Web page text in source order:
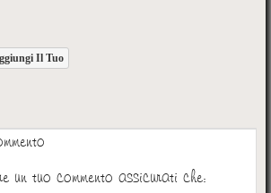
Il Tuo
un tuo commento assicurati che: